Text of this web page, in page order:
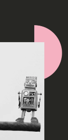
design digital
designers,
que estão
quando se
shots de
e animações
e colaborado
Maroon 5,
Records,
Jerónimo
Santos, SIC